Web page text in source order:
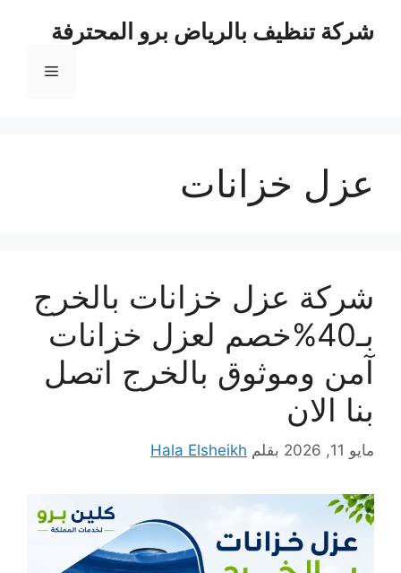
شركة تنظيف بالرياض برو المحترفة
القائمة
عزل خزانات
شركة عزل خزانات بالخرج
بـ40%خصم لعزل خزانات
آمن وموثوق بالخرج اتصل
بنا الان
مايو 11, 2026 بقلم Hala Elsheikh